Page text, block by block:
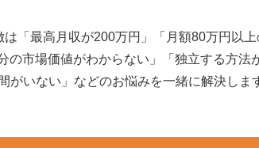
「最高月収が200万円」「月額80万円以
の市場価値がわからない」「独立する方法
がいない」などのお悩みを一緒に解決しま